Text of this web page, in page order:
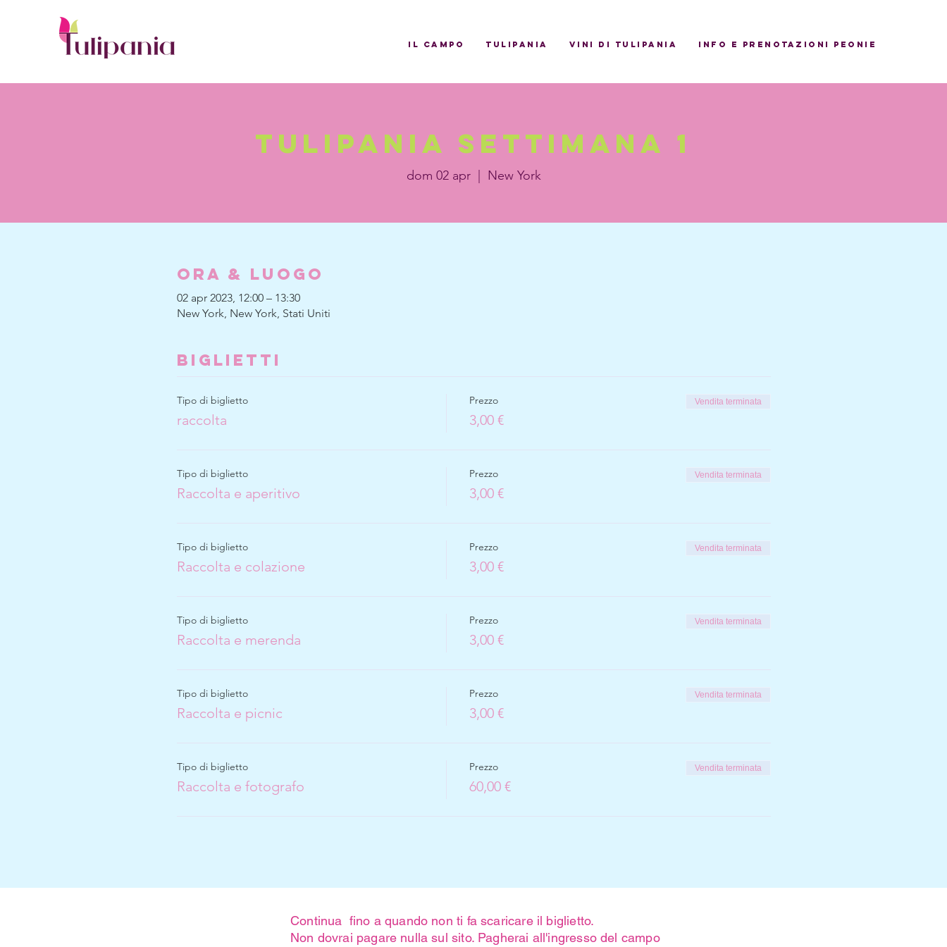
il campo Tulipania Vini di Tulipania INFO E PRENOTAZIONI PEONIE
tulipania settimana 1
dom 02 apr
  |
New York
Ora & Luogo
02 apr 2023, 12:00 – 13:30
New York, New York, Stati Uniti
Biglietti
Tipo di biglietto
raccolta
Prezzo
3,00 €
Vendita terminata
Tipo di biglietto
Raccolta e aperitivo
Prezzo
3,00 €
Vendita terminata
Tipo di biglietto
Raccolta e colazione
Prezzo
3,00 €
Vendita terminata
Tipo di biglietto
Raccolta e merenda
Prezzo
3,00 €
Vendita terminata
Tipo di biglietto
Raccolta e picnic
Prezzo
3,00 €
Vendita terminata
Tipo di biglietto
Raccolta e fotografo
Prezzo
60,00 €
Vendita terminata
Continua fino a quando non ti fa scaricare il biglietto.
Non dovrai pagare nulla sul sito. Pagherai all'ingresso del campo